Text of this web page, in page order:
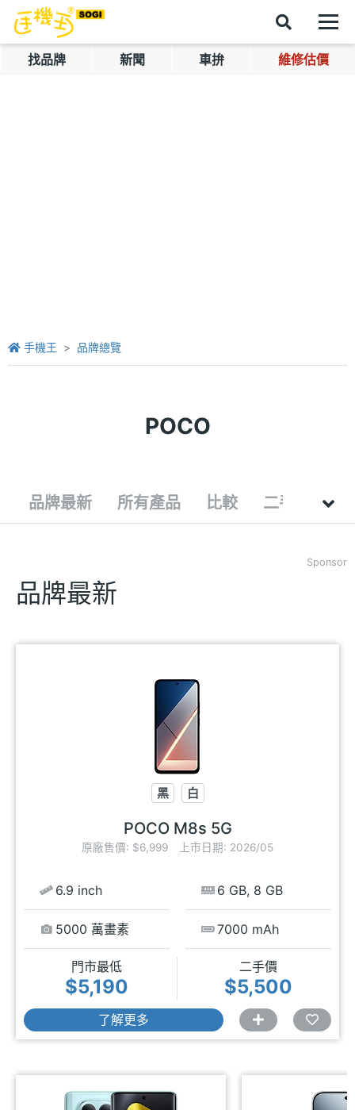
找品牌 新聞 車拚 維修估價
手機王 品牌總覽
POCO
品牌最新 所有產品 比較 二手
Sponsor
品牌最新
黑 白
POCO M8s 5G
原廠售價: $6,999 上市日期: 2026/05
6.9 inch
5000 萬畫素
6 GB, 8 GB
7000 mAh
門市最低
$5,190
二手價
$5,500
了解更多